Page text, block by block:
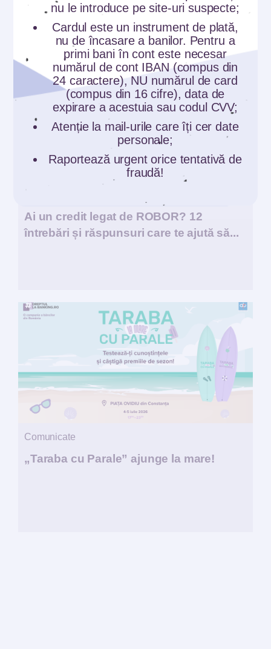
Ai un credit legat de ROBOR? 12
întrebări și răspunsuri care te ajută să...
Comunicate
„Taraba cu Parale” ajunge la mare!
nu le introduce pe site-uri suspecte;
Cardul este un instrument de plată,
nu de încasare a banilor. Pentru a
primi bani în cont este necesar
numărul de cont IBAN (compus din
24 caractere), NU numărul de card
(compus din 16 cifre), data de
expirare a acestuia sau codul CVV;
Atenție la mail-urile care îți cer date
personale;
Raportează urgent orice tentativă de
fraudă!